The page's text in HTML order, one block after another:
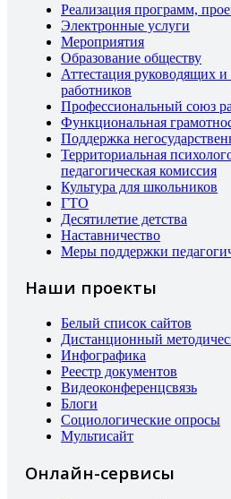
Реализация программ,
Электронные услуги
Мероприятия
Образование обществу
Аттестация руководящих и
работников
Профессиональный союз
Функциональная
Поддержка
Территориальная
педагогическая комиссия
Культура для школьников
ГТО
Десятилетие детства
Наставничество
Меры поддержки
Наши проекты
Белый список сайтов
Дистанционный
Инфографика
Реестр документов
Видеоконференцсвязь
Блоги
Социологические опросы
Мультисайт
Онлайн-сервисы